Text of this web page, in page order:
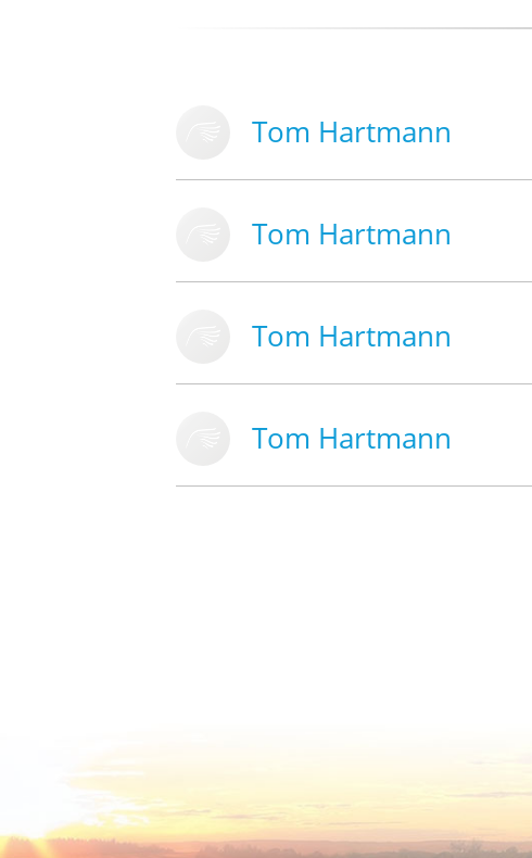
Tom Hartmann
Tom Hartmann
Tom Hartmann
Tom Hartmann